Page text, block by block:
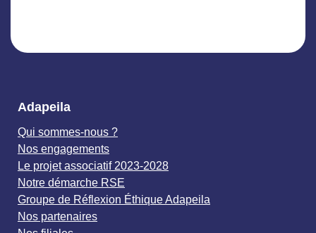
Adapeila
Qui sommes-nous ?
Nos engagements
Le projet associatif 2023-2028
Notre démarche RSE
Groupe de Réflexion Éthique Adapeila
Nos partenaires